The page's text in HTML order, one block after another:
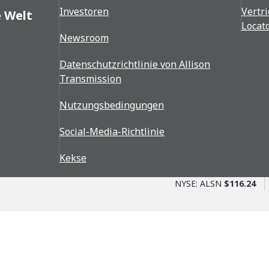
List
or-8355701
(1)
or-8355700
Suppliers
Welt
Investoren
Newsroom
Datenschutzrichtlinie von Allison
Transmission
Nutzungsbedingungen
Social-Media-Richtlinie
Kekse
NYSE: ALSN $116.24